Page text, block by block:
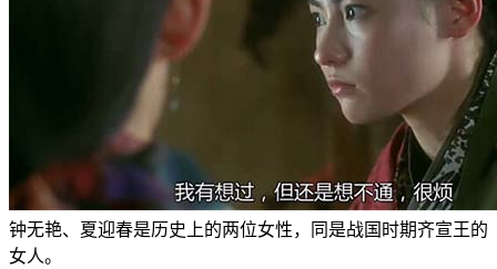
钟无艳、夏迎春是历史上的两位女性，同是战国时期齐宣王的
女人。